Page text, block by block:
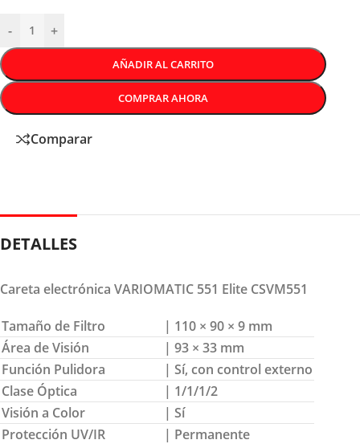
- +
AÑADIR AL CARRITO
COMPRAR AHORA
Comparar
DETALLES
Careta electrónica VARIOMATIC 551 Elite CSVM551
Tamaño de Filtro
| 110 × 90 × 9 mm
Área de Visión
| 93 × 33 mm
Función Pulidora
| Sí, con control externo
Clase Óptica
| 1/1/1/2
Visión a Color
| Sí
Protección UV/IR
| Permanente